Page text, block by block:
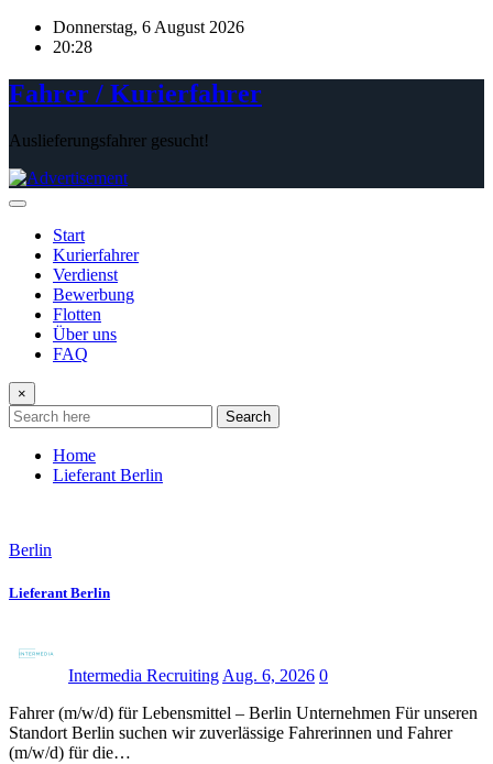
Skip
Donnerstag, 6 August 2026
20:28
Fahrer / Kurierfahrer
Auslieferungsfahrer gesucht!
Start
Kurierfahrer
Verdienst
Bewerbung
Flotten
Über uns
FAQ
×
Search
Home
Lieferant Berlin
Berlin
Lieferant Berlin
Intermedia Recruiting Aug. 6, 2026 0
Fahrer (m/w/d) für Lebensmittel – Berlin Unternehmen Für unseren
Standort Berlin suchen wir zuverlässige Fahrerinnen und Fahrer
(m/w/d) für die…